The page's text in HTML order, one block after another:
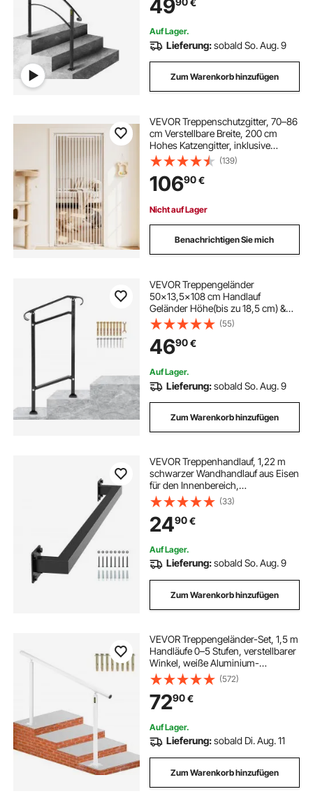
Treppenhandlauf Schweißeisen
49 €
Auf Lager.
Lieferung:sobald So. Aug. 9
Zum Warenkorb hinzufügen
VEVOR Treppenschutzgitter, 70–86
cm Verstellbare Breite, 200 cm
Hohes Katzengitter, inklusive
Druck- & Wandmontage-Set, 3 cm
Gitterabstand, Türschutzgitter für
Treppen, Türen & Wohnräume,
Weiß
(139)
10690€
Nicht auf Lager
Benachrichtigen Sie mich
VEVOR Treppengeländer
50x13,5x108 cm Handlauf
Geländer Höhe(bis zu 18,5 cm) &
Winkel(0-30,8°) einstellbar
Eingangsgeländer Eisenhandlauf
Ideal für 1 oder 2 stufige Treppen mit
Installationskit Schwarz
(55)
4690€
Auf Lager.
Lieferung:sobald So. Aug. 9
Zum Warenkorb hinzufügen
VEVOR Treppenhandlauf, 1,22 m
schwarzer Wandhandlauf aus Eisen
für den Innenbereich,
Treppengeländer 113 kg Tragkraft,
Industrieller Geländerhandlauf für
Stufen, Vierkantrohr für Loft-
Veranda-Deck
(33)
2490€
Auf Lager.
Lieferung:sobald So. Aug. 9
Zum Warenkorb hinzufügen
VEVOR Treppengeländer-Set, 1,5 m
Handläufe 0–5 Stufen, verstellbarer
Winkel, weiße Aluminium-
Treppenhandschiene für ältere
Menschen, Handläufe für
Außenstufen
(572)
7290€
Auf Lager.
Lieferung:sobald Di. Aug. 11
Zum Warenkorb hinzufügen